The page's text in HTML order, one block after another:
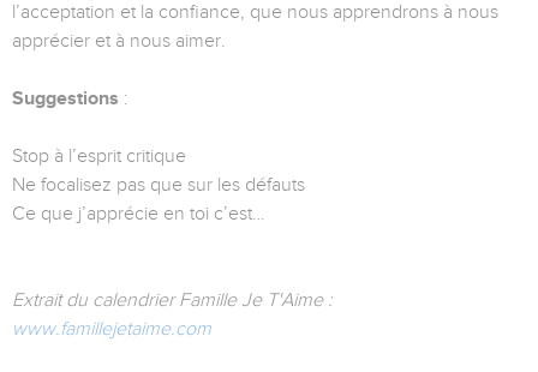
l’acceptation et la confiance, que nous apprendrons à nous
apprécier et à nous aimer.
Suggestions :
Stop à l’esprit critique
Ne focalisez pas que sur les défauts
Ce que j’apprécie en toi c’est…
Extrait du calendrier Famille Je T'Aime :
www.famillejetaime.com